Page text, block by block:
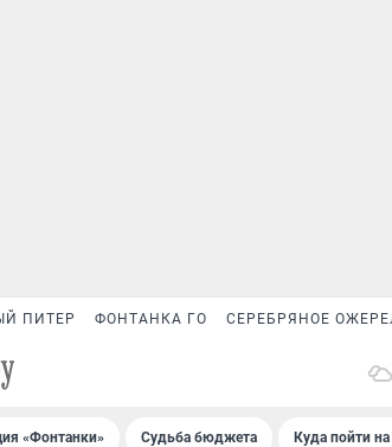
ПИТЕР ФОНТАНКА ГО СЕРЕБРЯНОЕ
«Фонтанки» Судьба бюджета Куда пойти